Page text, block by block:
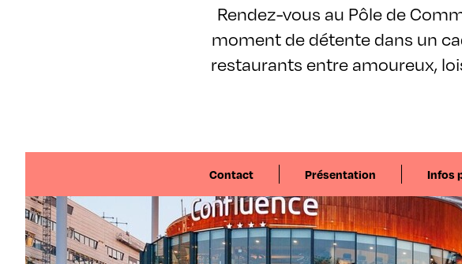
Rendez-vous au Pôle de
moment de détente dans un
restaurants entre amoureux,
Contact Présentation Infos